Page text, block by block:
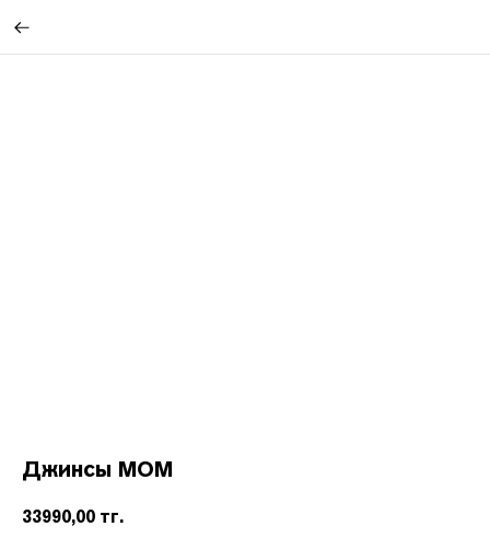
Джинсы МОМ
33990,00 тг.